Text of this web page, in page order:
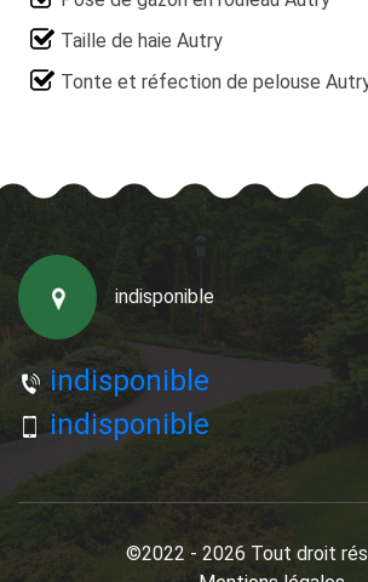
Taille de haie Autry
Tonte et réfection de pelouse
indisponible
indisponible
indisponible
©2022 - 2026 Tout droit